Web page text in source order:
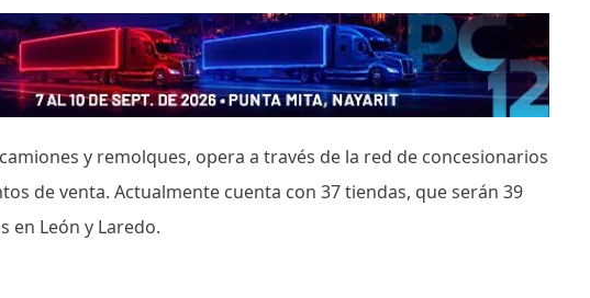
y remolques, opera a través de la red de concesionarios
de venta. Actualmente cuenta con 37 tiendas, que serán 39
en León y Laredo.